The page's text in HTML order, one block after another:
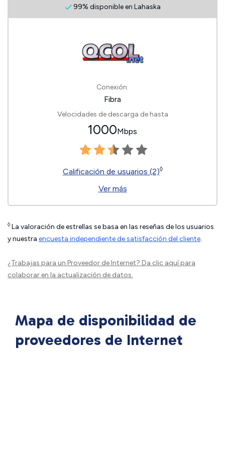
99% disponible en Lahaska
Conexión:
Fibra
Velocidades de descarga de hasta
1000Mbps
Calificación de usuarios (2)◊
Ver más
◊ La valoración de estrellas se basa en las reseñas de los usuarios
y nuestra encuesta independiente de satisfacción del cliente.
¿Trabajas para un Proveedor de Internet? Da clic aquípara
colaborar en la actualización de datos.
Mapa de disponibilidad de
proveedores de Internet